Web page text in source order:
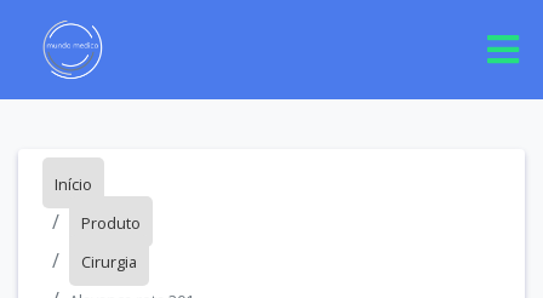
Início
Produto
Cirurgia